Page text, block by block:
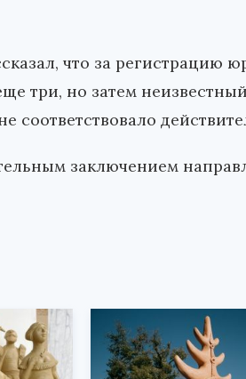
что за регистрацию
три, но затем
соответствовало
заключением